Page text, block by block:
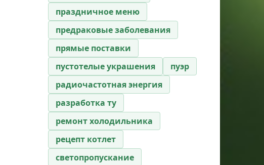
праздничное меню
предраковые заболевания
прямые поставки
пустотелые украшения
пуэр
радиочастотная энергия
разработка ту
ремонт холодильника
рецепт котлет
светопропускание